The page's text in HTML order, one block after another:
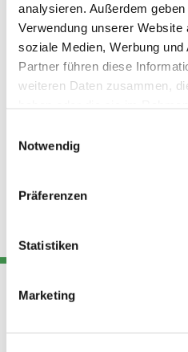
analysieren. Außerdem
Verwendung unserer
soziale Medien, Werbung
Partner führen diese
weiteren Daten zusammen,
Notwendig
Präferenzen
Statistiken
Marketing
Adresse